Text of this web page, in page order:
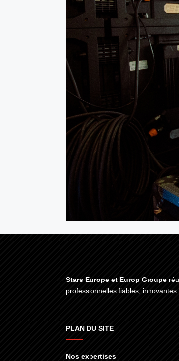
Stars Europe et Europ Groupe
professionnelles fiables, innovantes
PLAN DU SITE
Nos expertises